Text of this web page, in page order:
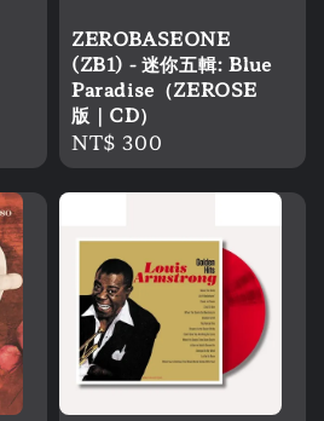
ZEROBASEONE
(ZB1) - 迷你五輯: Blue
Paradise（ZEROSE
版｜CD）
Regular
price
NT$ 300